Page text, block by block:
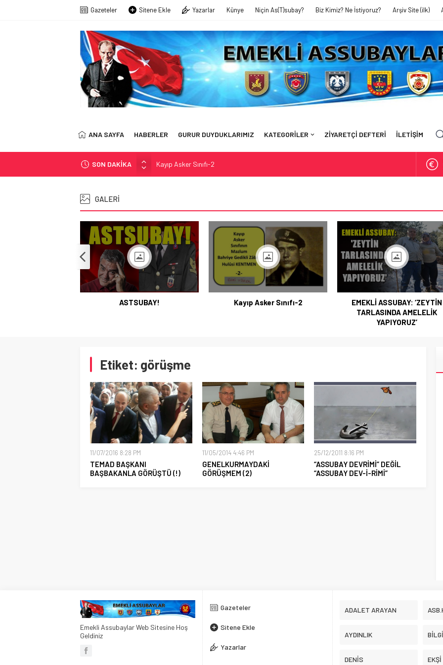
Gazeteler Sitene Ekle Yazarlar Künye Niçin As(T)subay? Biz Kimiz? Ne İstiyoruz? Arşiv Site (ilk)
ANA SAYFA HABERLER GURUR DUYDUKLARIMIZ KATEGORİLER ZİYARETÇİ DEFTERİ İLETİŞİM
SON DAKİKA
Kayıp Asker Sınıfı-2
EMEKLİ ASSUBAY: ‘ZEYTİN TARLASINDA AMELELİK YAPIYORUZ’
Astsubaylar Çalıştayı’ndaki Sunumum – 17 Ekim 2024
ASTSUBAY!
GALERİ
Kayıp Asker Sınıfı-2
EMEKLİ ASSUBAY: ‘ZEYTİN
KÖŞE YAZARIMIZ SN.
BAĞRI’YI KAYBETTİK
Etiket: görüşme
11/07/2016 8:28 PM
TEMAD BAŞKANI
BAŞBAKANLA GÖRÜŞTÜ (!)
11/05/2014 4:46 PM
GENELKURMAYDAKİ
GÖRÜŞMEM (2)
25/12/2011 8:16 PM
“ASSUBAY DEVRİMİ” DEĞİL
“ASSUBAY DEV-İ-RİMİ”
Emekli Assubaylar Web Sitesine Hoş
Geldiniz
Gazeteler
Sitene Ekle
Yazarlar
ADALET ARAYAN
AYDINLIK
DENİS EKŞİ